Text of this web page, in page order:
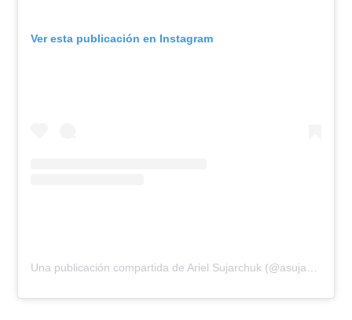
Ver esta publicación en Instagram